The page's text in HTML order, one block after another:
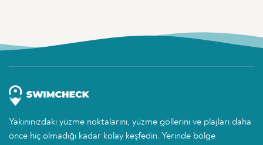
Yakınınızdaki yüzme noktalarını, yüzme göllerini ve plajları daha
önce hiç olmadığı kadar kolay keşfedin. Yerinde bölge